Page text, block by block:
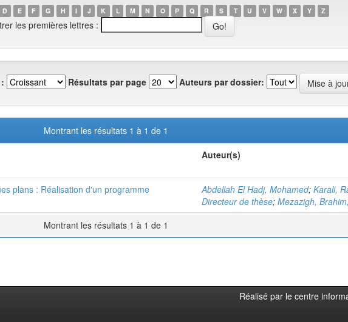
D E F G H I J K L M N O P Q R S T U V W X Y Z
les premières lettres :
Résultats par page Auteurs par dossier:
Montrant les résultats 1 à 1 de 1
Auteur(s)
plans : Réalisation d'un programme
Abdellah El Hadj, Mohamed; Karali,
Directeur de thèse; Mezazigh,
Montrant les résultats 1 à 1 de 1
Réalisé par le centre